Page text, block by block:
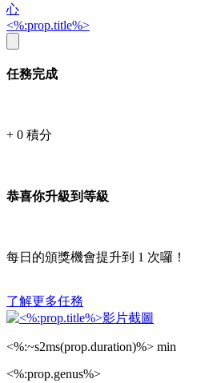
心
<%:prop.title%>
任務完成
+ 0 積分
恭喜你升級到等級
每日的頒獎機會提升到 1 次囉！
了解更多任務
<%:~s2ms(prop.duration)%> min
<%:prop.genus%>